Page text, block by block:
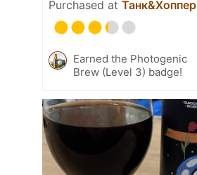
Purchased at Танк&Хоппер
Earned the Photogenic
Brew (Level 3) badge!